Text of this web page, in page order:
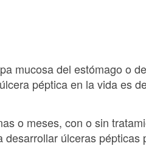
mucosa del estómago o
péptica en la vida es
o meses, con o sin
úlceras pépticas